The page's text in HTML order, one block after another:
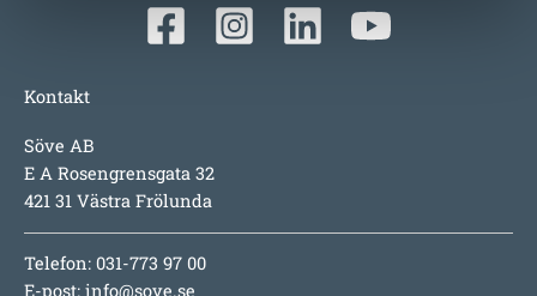
Kontakt
Söve AB
E A Rosengrensgata 32
421 31 Västra Frölunda
Telefon: 031-773 97 00
E-post: info@sove.se